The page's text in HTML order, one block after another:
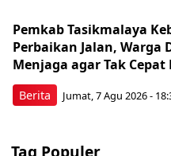
Berita
Pemkab Tasikmalaya
Perbaikan Jalan,
Menjaga agar Tak Cepat
Jumat, 7 Agu 2026 -
Tag Populer